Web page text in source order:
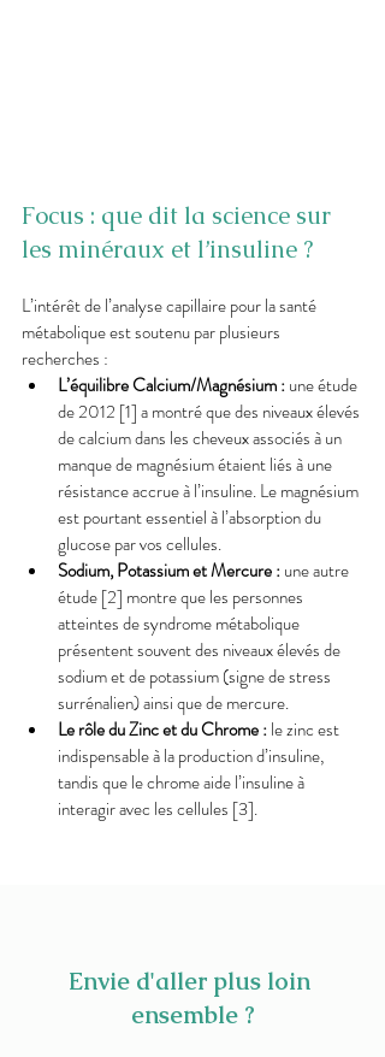
Focus : que dit la science sur
les minéraux et l’insuline ?
L’intérêt de l’analyse capillaire pour la santé
métabolique est soutenu par plusieurs
recherches :
L’équilibre Calcium/Magnésium : une étude
de 2012 [1] a montré que des niveaux élevés
de calcium dans les cheveux associés à un
manque de magnésium étaient liés à une
résistance accrue à l’insuline. Le magnésium
est pourtant essentiel à l’absorption du
glucose par vos cellules.
Sodium, Potassium et Mercure : une autre
étude [2] montre que les personnes
atteintes de syndrome métabolique
présentent souvent des niveaux élevés de
sodium et de potassium (signe de stress
surrénalien) ainsi que de mercure.
Le rôle du Zinc et du Chrome : le zinc est
indispensable à la production d’insuline,
tandis que le chrome aide l’insuline à
interagir avec les cellules [3].
Envie d'aller plus loin
ensemble ?